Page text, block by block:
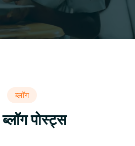
ब्लॉग
पोस्ट्स